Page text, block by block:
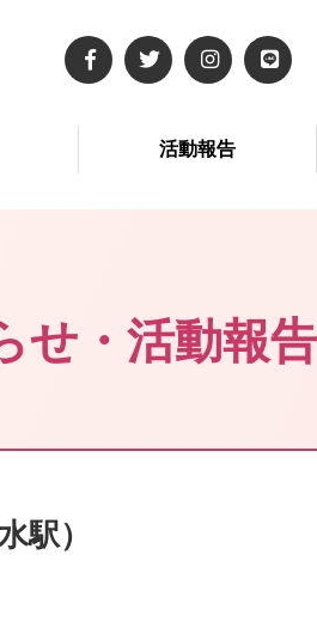
活動報告
せ・活動報告
駅）